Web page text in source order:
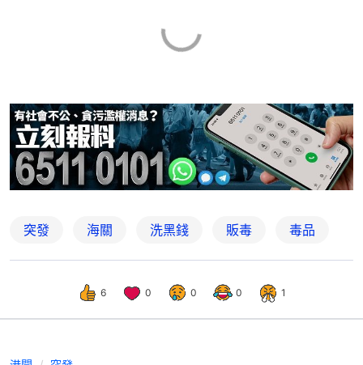
突發 海關 洗黑錢 販毒 毒品
6 0 0 0 1